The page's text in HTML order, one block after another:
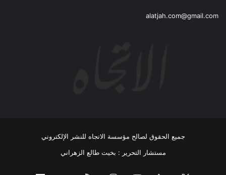
alatjah.com@gmail.com
جميع الحقوق لصالح مؤسسة الاتجاه للنشر الإلكتروني
مستشار التحرير : بخيت طالع الزهراني